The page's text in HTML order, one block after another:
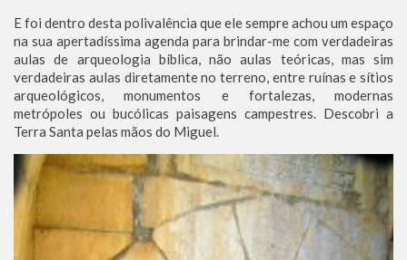
E foi dentro desta polivalência que ele sempre achou um espaço
na sua apertadíssima agenda para brindar-me com verdadeiras
aulas de arqueologia bíblica, não aulas teóricas, mas sim
verdadeiras aulas diretamente no terreno, entre ruínas e sítios
arqueológicos, monumentos e fortalezas, modernas
metrópoles ou bucólicas paisagens campestres. Descobri a
Terra Santa pelas mãos do Miguel.